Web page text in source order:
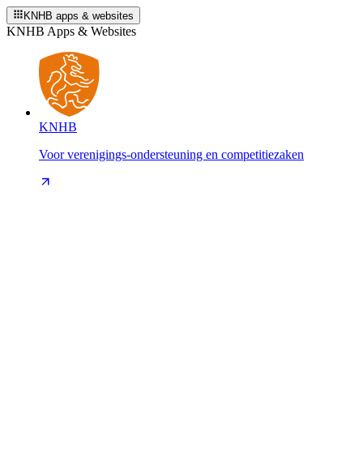
KNHB apps & websites
KNHB Apps & Websites
KNHB
Voor verenigings-ondersteuning en competitiezaken